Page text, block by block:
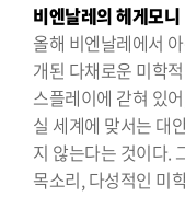
비엔날레의 헤게모
올해 비엔날레에서
개된 다채로운 미학
스플레이에 갇혀 있
실 세계에 맞서는 대
지 않는다는 것이다.
목소리, 다성적인 미